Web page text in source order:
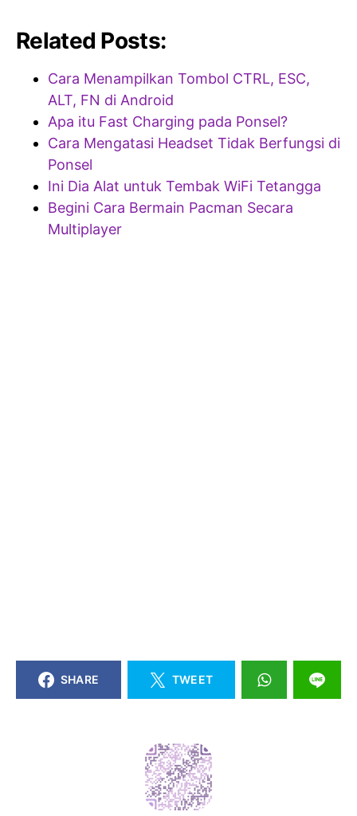
Related Posts:
Cara Menampilkan Tombol CTRL, ESC,
ALT, FN di Android
Apa itu Fast Charging pada Ponsel?
Cara Mengatasi Headset Tidak Berfungsi di
Ponsel
Ini Dia Alat untuk Tembak WiFi Tetangga
Begini Cara Bermain Pacman Secara
Multiplayer
SHARE TWEET